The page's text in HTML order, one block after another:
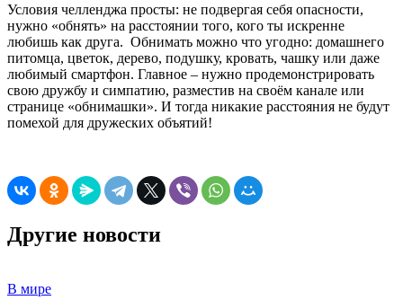
Условия челленджа просты: не подвергая себя опасности,
нужно «обнять» на расстоянии того, кого ты искренне
любишь как друга. Обнимать можно что угодно: домашнего
питомца, цветок, дерево, подушку, кровать, чашку или даже
любимый смартфон. Главное – нужно продемонстрировать
свою дружбу и симпатию, разместив на своём канале или
странице «обнимашки». И тогда никакие расстояния не будут
помехой для дружеских объятий!
Другие новости
В мире